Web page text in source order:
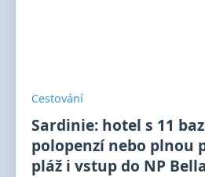
Cestování
Sardinie: hotel s 11
polopenzí nebo plnou
pláž i vstup do NP